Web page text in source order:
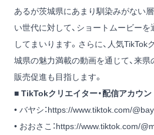
あるが茨城県にあまり馴染みがない層
い世代に対して、ショートムービー
してまいります。さらに、人気
城県の魅力満載の動画を通じて、来
販売促進も目指します。
■ TikTokクリエイター・配信アカウン
• バヤシ：https://www.tiktok.com/
• おおさこ：https://www.tiktok.com/